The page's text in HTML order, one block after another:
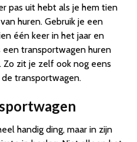
pas uit hebt als je hem tien
huren. Gebruik je een
één keer in het jaar en
transportwagen huren
Zo zit je zelf ook nog eens
transportwagen.
handig ding, maar in zijn